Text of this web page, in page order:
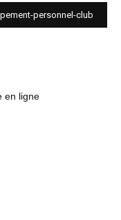
personnel-club
en ligne